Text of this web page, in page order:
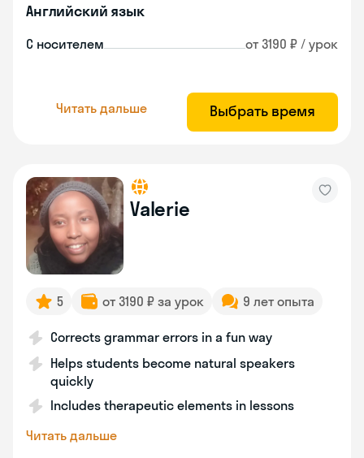
Английский язык
С носителем от 3190 ₽ / урок
Читать дальше Выбрать время
Valerie
5 от 3190 ₽ за урок 9 лет опыта
Corrects grammar errors in a fun way
Helps students become natural speakers
quickly
Includes therapeutic elements in lessons
Читать дальше